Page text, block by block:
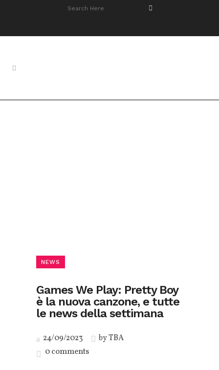
NEWS
Games We Play: Pretty Boy
è la nuova canzone, e tutte
le news della settimana
24/09/2023 byTBA
0 comments